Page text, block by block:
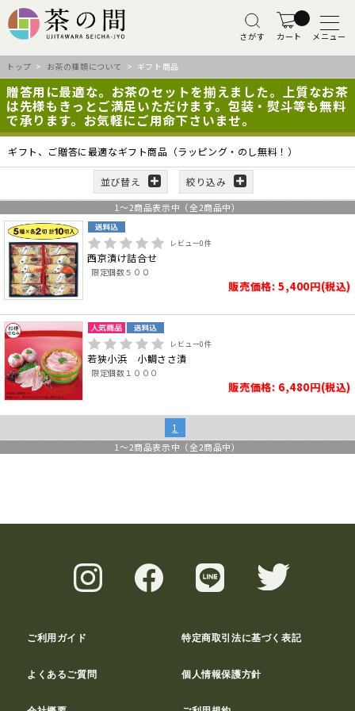
さがす カート メニュー
トップ > お茶の種類について > ギフト商品
贈答用に最適な。お茶のセットを揃えました。上質なお茶
は先様もきっとご満足いただけます。包装・熨斗等も無料
で承ります。お気軽にご用命下さいませ。
ギフト、ご贈答に最適なギフト商品（ラッピング・のし無料！）
並び替え 絞り込み
1 ～2商品表示中（全2商品中）
レビュー0件
西京漬け詰合せ
限定個数５００
販売価格: 5,400円(税込)
レビュー0件
若狭小浜 小鯛ささ漬
限定個数１０００
販売価格: 6,480円(税込)
1
1 ～2商品表示中（全2商品中）
ご利用ガイド 特定商取引法に基づく表記
よくあるご質問 個人情報保護方針